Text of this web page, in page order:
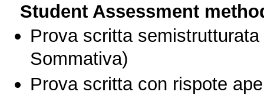
Student Assessment
Prova scritta
Sommativa)
Prova scritta con rispote